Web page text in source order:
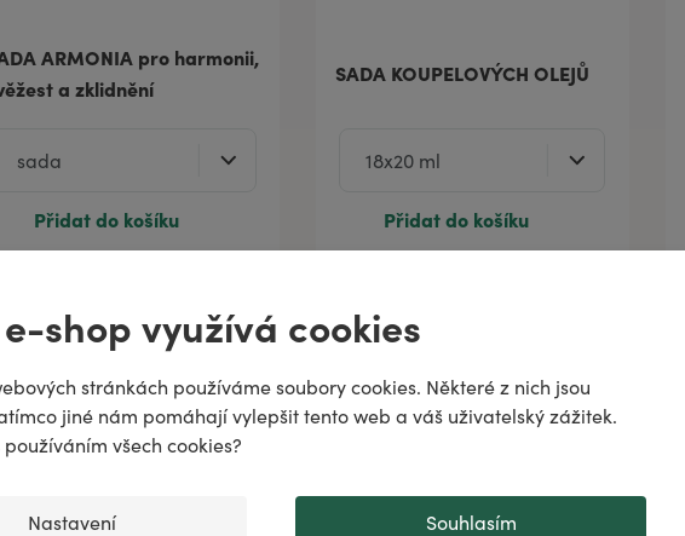
shop využívá cookies
stránkách používáme soubory cookies. Některé z nich jsou
jiné nám pomáhají vylepšit tento web a váš uživatelský zážitek.
používáním všech cookies?
Nastavení Souhlasím
ARMONIA pro harmonii,
a zklidnění
Přidat do košíku
SADA KOUPELOVÝCH OLEJŮ
Přidat do košíku
♌️✨